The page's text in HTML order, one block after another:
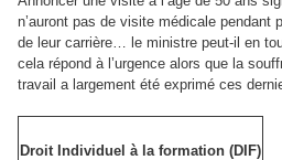
n’auront pas de visite médicale pendant
de leur carrière… le ministre peut-il en
cela répond à l’urgence alors que la
travail a largement été exprimé ces
Droit Individuel à la formation (DIF)